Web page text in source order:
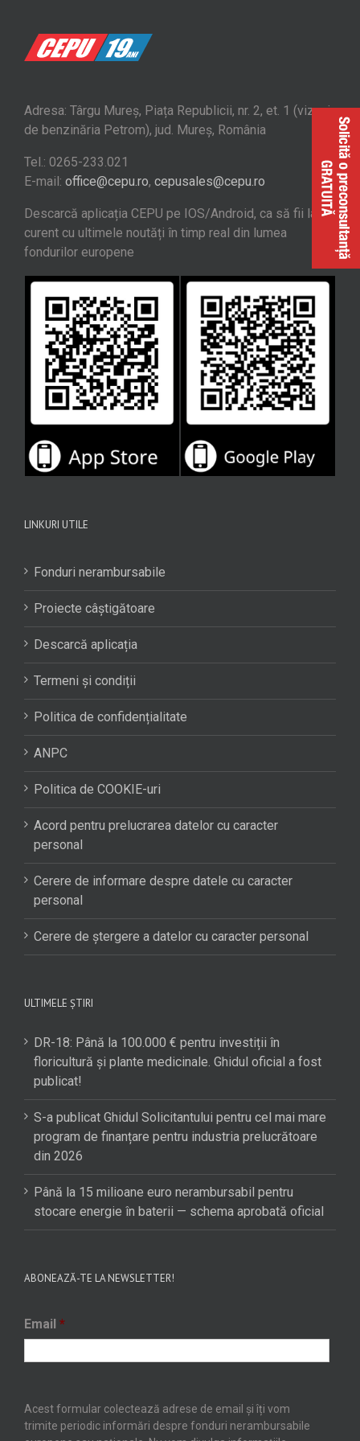
Adresa: Târgu Mureș, Piața Republicii, nr. 2, et. 1 (vizavi
de benzinăria Petrom), jud. Mureș, România
Tel.: 0265-233.021
E-mail: office@cepu.ro, cepusales@cepu.ro
Descarcă aplicația CEPU pe IOS/Android, ca să fii la
curent cu ultimele noutăți în timp real din lumea
fondurilor europene
LINKURI UTILE
Fonduri nerambursabile
Proiecte câștigătoare
Descarcă aplicația
Termeni și condiții
Politica de confidențialitate
ANPC
Politica de COOKIE-uri
Acord pentru prelucrarea datelor cu caracter
personal
Cerere de informare despre datele cu caracter
personal
Cerere de ștergere a datelor cu caracter personal
ULTIMELE ȘTIRI
DR-18: Până la 100.000 € pentru investiții în
floricultură și plante medicinale. Ghidul oficial a fost
publicat!
S-a publicat Ghidul Solicitantului pentru cel mai mare
program de finanțare pentru industria prelucrătoare
din 2026
Până la 15 milioane euro nerambursabil pentru
stocare energie în baterii — schema aprobată oficial
ABONEAZĂ-TE LA NEWSLETTER!
Email *
Acest formular colectează adrese de email și îți vom
trimite periodic informări despre fonduri nerambursabile